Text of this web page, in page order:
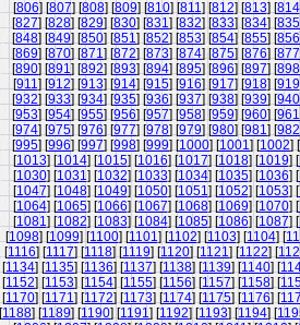
[806] [807] [808] [809] [810] [811] [812] [813] [814
[827] [828] [829] [830] [831] [832] [833] [834] [835
[848] [849] [850] [851] [852] [853] [854] [855] [856
[869] [870] [871] [872] [873] [874] [875] [876] [877
[890] [891] [892] [893] [894] [895] [896] [897] [898
[911] [912] [913] [914] [915] [916] [917] [918] [919
[932] [933] [934] [935] [936] [937] [938] [939] [940
[953] [954] [955] [956] [957] [958] [959] [960] [961
[974] [975] [976] [977] [978] [979] [980] [981] [982
[995] [996] [997] [998] [999] [1000] [1001] [1002] [
[1013] [1014] [1015] [1016] [1017] [1018] [1019] [
[1030] [1031] [1032] [1033] [1034] [1035] [1036] [
[1047] [1048] [1049] [1050] [1051] [1052] [1053] [
[1064] [1065] [1066] [1067] [1068] [1069] [1070] [
[1081] [1082] [1083] [1084] [1085] [1086] [1087] [
[1098] [1099] [1100] [1101] [1102] [1103] [1104] [
[1116] [1117] [1118] [1119] [1120] [1121] [1122] [
[1134] [1135] [1136] [1137] [1138] [1139] [1140] [
[1152] [1153] [1154] [1155] [1156] [1157] [1158] [
[1170] [1171] [1172] [1173] [1174] [1175] [1176] [
[1188] [1189] [1190] [1191] [1192] [1193] [1194] [